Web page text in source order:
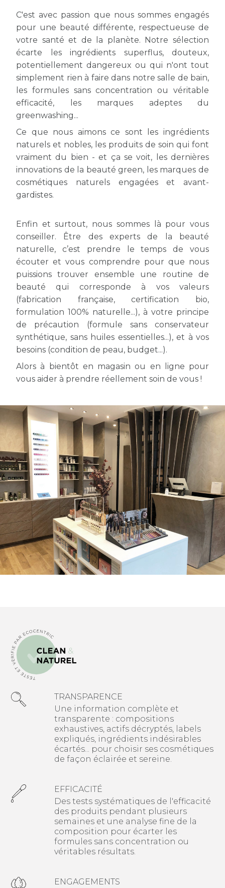
C'est avec passion que nous sommes engagés
pour une beauté différente, respectueuse de
votre santé et de la planète. Notre sélection
écarte les ingrédients superflus, douteux,
potentiellement dangereux ou qui n'ont tout
simplement rien à faire dans notre salle de bain,
les formules sans concentration ou véritable
efficacité, les marques adeptes du
greenwashing...
Ce que nous aimons ce sont les ingrédients
naturels et nobles, les produits de soin qui font
vraiment du bien - et ça se voit, les dernières
innovations de la beauté green, les marques de
cosmétiques naturels engagées et avant-
gardistes.
Enfin et surtout, nous sommes là pour vous
conseiller. Être des experts de la beauté
naturelle, c’est prendre le temps de vous
écouter et vous comprendre pour que nous
puissions trouver ensemble une routine de
beauté qui corresponde à vos valeurs
(fabrication française, certification bio,
formulation 100% naturelle...), à votre principe
de précaution (formule sans conservateur
synthétique, sans huiles essentielles...), et à vos
besoins (condition de peau, budget...).
Alors à bientôt en magasin ou en ligne pour
vous aider à prendre réellement soin de vous !
TRANSPARENCE
Une information complète et
transparente : compositions
exhaustives, actifs décryptés, labels
expliqués, ingrédients indésirables
écartés... pour choisir ses cosmétiques
de façon éclairée et sereine
EFFICACITÉ
Des tests systématiques de l'efficacité
des produits pendant plusieurs
semaines et une analyse fine de la
composition pour écarter les
formules sans concentration ou
véritables résultats.
ENGAGEMENTS